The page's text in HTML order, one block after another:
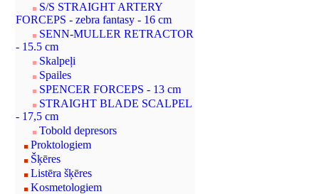
S/S STRAIGHT ARTERY
FORCEPS - zebra fantasy - 16 cm
SENN-MULLER RETRACTOR
- 15.5 cm
Skalpeļi
Spailes
SPENCER FORCEPS - 13 cm
STRAIGHT BLADE SCALPEL
- 17,5 cm
Tobold depresors
Proktologiem
Šķēres
Listēra šķēres
Kosmetologiem